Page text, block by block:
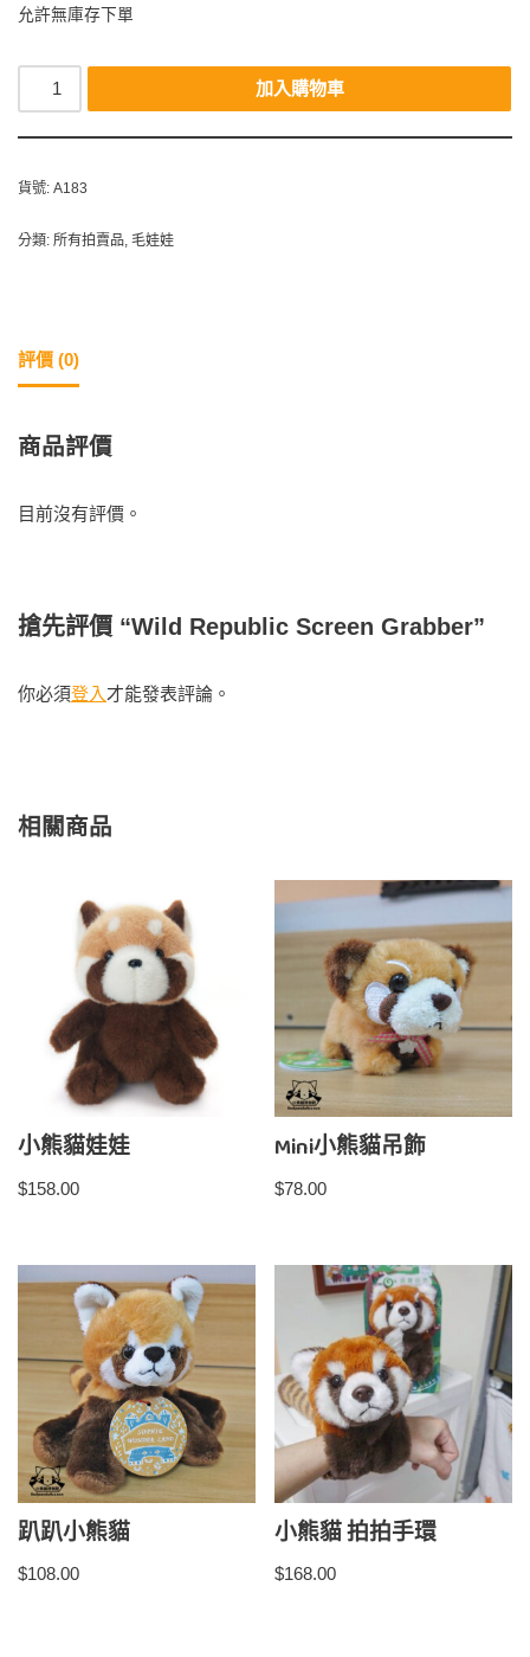
允許無庫存下單
加入購物車
貨號: A183
分類: 所有拍賣品 毛娃娃
評價 (0)
商品評價
目前沒有評價。
搶先評價 “Wild Republic Screen Grabber”
你必須登入 才能發表評論。
相關商品
小熊貓娃娃
$158.00
Mini小熊貓吊飾
$78.00
趴趴小熊貓
$108.00
小熊貓 拍拍手環
$168.00